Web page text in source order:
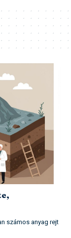
számos anyag rejt